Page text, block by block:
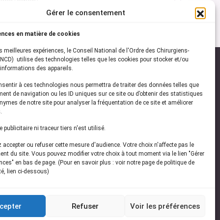
Gérer le consentement
en matière de cookies
meilleures expériences, le Conseil National de l'Ordre des Chirurgiens-
utilise des technologies telles que les cookies pour stocker et/ou
des appareils.
à ces technologies nous permettra de traiter des données telles que
de navigation ou les ID uniques sur ce site ou d’obtenir des statistiques
de notre site pour analyser la fréquentation de ce site et améliorer
publicitaire ni traceur tiers n'est utilisé.
accepter ou refuser cette mesure d'audience. Votre choix n'affecte pas le
du site. Vous pouvez modifier votre choix à tout moment via le lien "Gérer
en bas de page. (Pour en savoir plus : voir notre page de politique de
lien ci-dessous)
Refuser Voir les préférences
vous à notrenewsletter
les dernières actualités de l'ONCD